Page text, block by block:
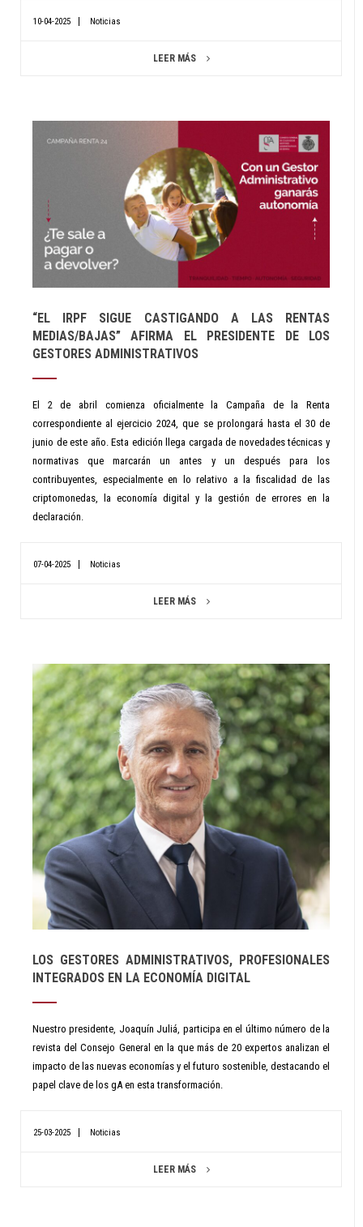
10-04-2025 Noticias
LEER MÁS
“EL IRPF SIGUE CASTIGANDO A LAS RENTAS
MEDIAS/BAJAS” AFIRMA EL PRESIDENTE DE LOS
GESTORES ADMINISTRATIVOS
El 2 de abril comienza oficialmente la Campaña de la Renta
correspondiente al ejercicio 2024, que se prolongará hasta el 30 de
junio de este año. Esta edición llega cargada de novedades técnicas y
normativas que marcarán un antes y un después para los
contribuyentes, especialmente en lo relativo a la fiscalidad de las
criptomonedas, la economía digital y la gestión de errores en la
declaración.
07-04-2025 Noticias
LEER MÁS
LOS GESTORES ADMINISTRATIVOS, PROFESIONALES
INTEGRADOS EN LA ECONOMÍA DIGITAL
Nuestro presidente, Joaquín Juliá, participa en el último número de la
revista del Consejo General en la que más de 20 expertos analizan el
impacto de las nuevas economías y el futuro sostenible, destacando el
papel clave de los gA en esta transformación.
25-03-2025 Noticias
LEER MÁS